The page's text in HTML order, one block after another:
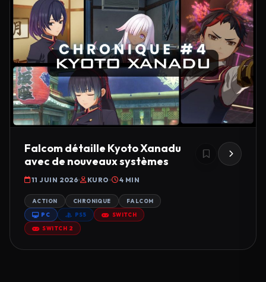
Falcom détaille Kyoto Xanadu
avec de nouveaux systèmes
11 JUIN 2026 KURO 4 MIN
ACTION CHRONIQUE FALCOM
PC PS5 SWITCH
SWITCH 2